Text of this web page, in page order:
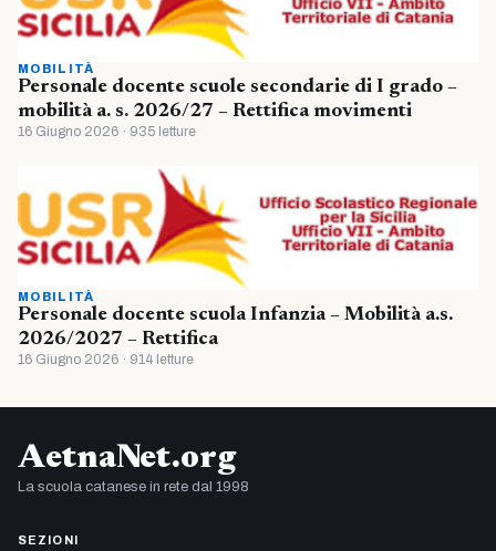
MOBILITÀ
Personale docente scuole secondarie di I grado –
mobilità a. s. 2026/27 – Rettifica movimenti
16 Giugno 2026 · 935 letture
MOBILITÀ
Personale docente scuola Infanzia – Mobilità a.s.
2026/2027 – Rettifica
16 Giugno 2026 · 914 letture
AetnaNet.org
La scuola catanese in rete dal 1998
SEZIONI